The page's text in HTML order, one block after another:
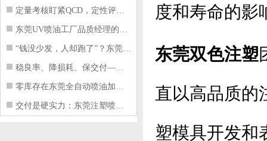
定量考核盯紧QCD，定性评价看好配合
东莞UV喷油工厂品质经理的四项核心管
“钱没少发，人却跑了”？东莞注塑喷油
稳良率、降损耗、保交付——东莞这家U
零库存在东莞全自动喷油加工厂不可行的
交付是硬实力：东莞注塑喷油厂如何用齐
度和寿命的影
东莞双色注塑
直以高品质的
塑模具开发和